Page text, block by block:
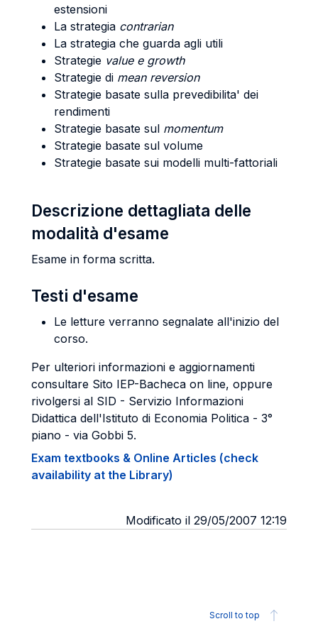
estensioni
La strategia contrarian
La strategia che guarda agli utili
Strategie value e growth
Strategie di mean reversion
Strategie basate sulla prevedibilita' dei
rendimenti
Strategie basate sul momentum
Strategie basate sul volume
Strategie basate sui modelli multi-fattoriali
Descrizione dettagliata delle
modalità d'esame
Esame in forma scritta.
Testi d'esame
Le letture verranno segnalate all'inizio del
corso.
Per ulteriori informazioni e aggiornamenti
consultare Sito IEP-Bacheca on line, oppure
ri­volgersi al SID - Servizio Informazioni
Didattica dell'Istituto di Economia Politica - 3°
piano - via Gobbi 5.
Exam textbooks & Online Articles (check
availability at the Library)
Modificato il 29/05/2007 12:19
Scroll to top